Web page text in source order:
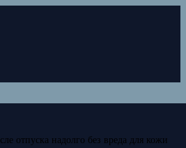
отпуска надолго без вреда для кожи